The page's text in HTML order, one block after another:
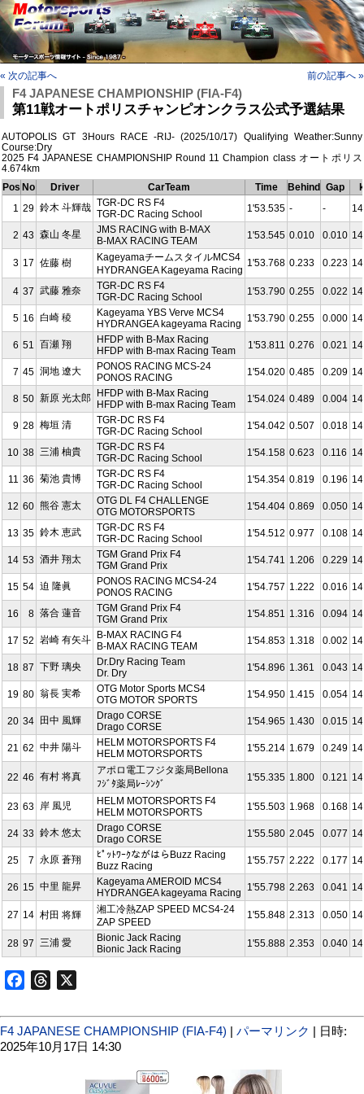
« 次の記事へ 前の記事へ »
F4 JAPANESE CHAMPIONSHIP (FIA-F4)
第11戦オートポリスチャンピオンクラス公式予選結果
AUTOPOLIS GT 3Hours RACE -RIJ- (2025/10/17) Qualifying Weather:Sunny
Course:Dry
2025 F4 JAPANESE CHAMPIONSHIP Round 11 Champion class オートポリス
4.674km
Pos No Driver CarTeam Time Behind Gap
1 29 鈴木 斗輝哉 TGR-DC RS F4
TGR-DC Racing School
1'53.535 - -
2 43 森山 冬星
JMS RACING with B-MAX
B-MAX RACING TEAM
1'53.545 0.010 0.010
3 17 佐藤 樹
KageyamaチームスタイルMCS4
HYDRANGEA Kageyama Racing
1'53.768 0.233 0.223
4 37 武藤 雅奈
TGR-DC RS F4
TGR-DC Racing School
1'53.790 0.255 0.022
5 16 白崎 稜
Kageyama YBS Verve MCS4
HYDRANGEA kageyama Racing
1'53.790 0.255 0.000
6 51 百瀬 翔
HFDP with B-Max Racing
HFDP with B-max Racing Team
1'53.811 0.276 0.021
7 45 洞地 遼⼤
PONOS RACING MCS-24
PONOS RACING
1'54.020 0.485 0.209
8 50 新原 光太郎 HFDP with B-Max Racing
HFDP with B-max Racing Team
1'54.024 0.489 0.004
9 28 梅垣 清
TGR-DC RS F4
TGR-DC Racing School
1'54.042 0.507 0.018
10 38 三浦 柚貴
TGR-DC RS F4
TGR-DC Racing School
1'54.158 0.623 0.116
11 36 菊池 貴博
TGR-DC RS F4
TGR-DC Racing School
1'54.354 0.819 0.196
12 60 熊谷 憲太
OTG DL F4 CHALLENGE
OTG MOTORSPORTS
1'54.404 0.869 0.050
13 35 鈴木 恵武
TGR-DC RS F4
TGR-DC Racing School
1'54.512 0.977 0.108
14 53 酒井 翔太
TGM Grand Prix F4
TGM Grand Prix
1'54.741 1.206 0.229
15 54 迫 隆眞
PONOS RACING MCS4-24
PONOS RACING
1'54.757 1.222 0.016
16 8 落合 蓮音
TGM Grand Prix F4
TGM Grand Prix
1'54.851 1.316 0.094
17 52 岩崎 有矢斗 B-MAX RACING F4
B-MAX RACING TEAM
1'54.853 1.318 0.002
18 87 下野 璃央
Dr.Dry Racing Team
Dr. Dry
1'54.896 1.361 0.043
19 80 翁長 実希
OTG Motor Sports MCS4
OTG MOTOR SPORTS
1'54.950 1.415 0.054
20 34 田中 風輝
Drago CORSE
Drago CORSE
1'54.965 1.430 0.015
21 62 中井 陽斗
HELM MOTORSPORTS F4
HELM MOTORSPORTS
1'55.214 1.679 0.249
22 46 有村 将真
アポロ電⼯フジタ薬局Bellona
ﾌｼﾞﾀ薬局ﾚｰｼﾝｸﾞ
1'55.335 1.800 0.121
23 63 岸 風児
HELM MOTORSPORTS F4
HELM MOTORSPORTS
1'55.503 1.968 0.168
24 33 鈴木 悠太
Drago CORSE
Drago CORSE
1'55.580 2.045 0.077
25 7 永原 蒼翔
ﾋﾟｯﾄﾜｰｸながはらBuzz Racing
Buzz Racing
1'55.757 2.222 0.177
26 15 中里 龍昇
Kageyama AMEROID MCS4
HYDRANGEA kageyama Racing
1'55.798 2.263 0.041
27 14 村田 将輝
湘⼯冷熱ZAP SPEED MCS4-24
ZAP SPEED
1'55.848 2.313 0.050
28 97 三浦 愛
Bionic Jack Racing
Bionic Jack Racing
1'55.888 2.353 0.040
FacebookThreads
F4 JAPANESE CHAMPIONSHIP (FIA-F4) | パーマリンク | 日時:
2025年10月17日 14:30